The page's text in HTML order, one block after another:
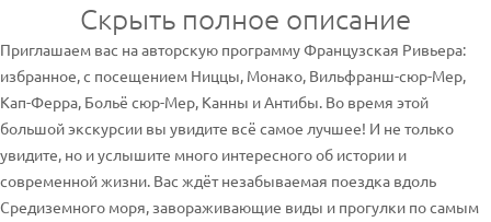
Скрыть полное описание
Приглашаем вас на авторскую программу Французская Ривьера:
избранное, с посещением Ниццы, Монако, Вильфранш-сюр-Мер,
Кап-Ферра, Больё сюр-Мер, Канны и Антибы. Во время этой
большой экскурсии вы увидите всё самое лучшее! И не только
увидите, но и услышите много интересного об истории и
современной жизни. Вас ждёт незабываемая поездка вдоль
Средиземного моря, завораживающие виды и прогулки по самым